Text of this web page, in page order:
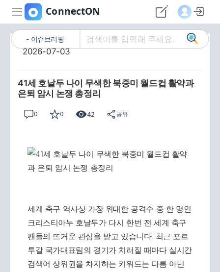
이슈브리핑
2026-07-03
41세 호날두 나이 무색한 북중미 월드컵 활약과
은퇴 암시 논쟁 총정리
0 0 42 공유
세계 축구 역사상 가장 위대한 공격수 중 한 명인
크리스티아누 호날두가 다시 한번 전 세계 축구
팬들의 뜨거운 관심을 받고 있습니다. 최근 포르
투갈 국가대표팀의 경기가 치러질 때마다 실시간
검색어 상위권을 차지하는 키워드는 다름 아닌